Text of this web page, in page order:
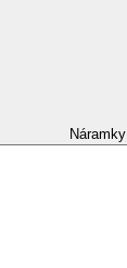
Náramky